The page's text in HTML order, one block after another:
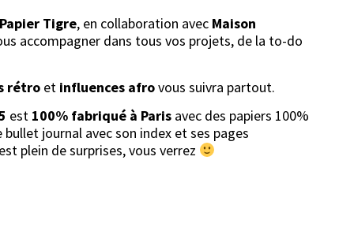
Papier Tigre, en collaboration avec Maison
accompagner dans tous vos projets, de la to-do
rétro et influences afrovous suivra partout.
est 100% fabriqué à Paris avec des papiers 100%
journal avec son index et ses pages
plein de surprises, vous verrez